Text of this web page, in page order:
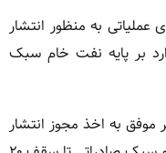
به منظور انتشار
بر پایه نفت خام سبک
به اخذ مجوز انتشار